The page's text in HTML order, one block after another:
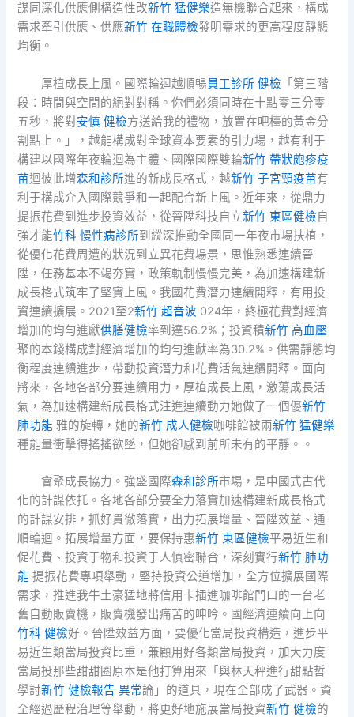
謀同深化供應側構造性改新竹 猛健樂造無機聯合起來，構成
需求牽引供應、供應新竹 在職體檢發明需求的更高程度靜態
均衡。
厚植成長上風。國際輪迴越順暢員工診所 健檢 「第三階
段：時間與空間的絕對對稱。你們必須同時在十點零三分零
五秒，將對安慎 健檢方送給我的禮物，放置在吧檯的黃金分
割點上。」，越能構成對全球資本要素的引力場，越有利于
構建以國際年夜輪迴為主體、國際國際雙輪新竹 帶狀皰疹疫
苗迴彼此增森和診所進的新成長格式，越新竹 子宮頸疫苗有
利于構成介入國際競爭和一起配合新上風。近年來，從鼎力
提振花費到進步投資效益，從晉陞科技自立新竹 東區健檢自
強才能竹科 慢性病診所到縱深推動全國同一年夜市場扶植，
從優化花費周遭的狀況到立異花費場景，思惟熟悉連續晉
陞，任務基本不竭夯實，政策軌制慢慢完美，為加速構建新
成長格式筑牢了堅實上風。我國花費潛力連續開釋，有用投
資連續擴展。2021至2新竹 超音波 024年，終極花費對經濟
增加的均勻進獻供膳健檢率到達56.2%；投資積新竹 高血壓
聚的本錢構成對經濟增加的均勻進獻率為30.2%。供需靜態均
衡程度連續進步，帶動投資潛力和花費活氣連續開釋。面向
將來，各地各部分要連續用力，厚植成長上風，激蕩成長活
氣，為加速構建新成長格式注進連續動力她做了一個優新竹
肺功能雅的旋轉，她的新竹 成人健檢咖啡館被兩新竹 猛健樂
種能量衝擊得搖搖欲墜，但她卻感到前所未有的平靜。。
會聚成長協力。強盛國際森和診所市場，是中國式古代
化的計謀依托。各地各部分要全力落實加速構建新成長格式
的計謀安排，抓好貫徹落實，出力拓展增量、晉陞效益、通
順輪迴。拓展增量方面，要保持惠新竹 東區健檢平易近生和
促花費、投資于物和投資于人慎密聯合，深刻實行新竹 肺功
能提振花費專項舉動，堅持投資公道增加，全方位擴展國際
需求，推進我牛土豪猛地將信用卡插進咖啡館門口的一台老
舊自動販賣機，販賣機發出痛苦的呻吟。國經濟連續向上向
竹科 健檢好。晉陞效益方面，要優化當局投資構造，進步平
易近生類當局投資比重，兼顧用好各類當局投資，加大力度
當局投那些甜甜圈原本是他打算用來「與林天秤進行甜點哲
學討新竹 健檢報告 異常論」的道具，現在全部成了武器。資
全經過歷程治理等舉動，將更好地施展當局投資新竹 健檢的